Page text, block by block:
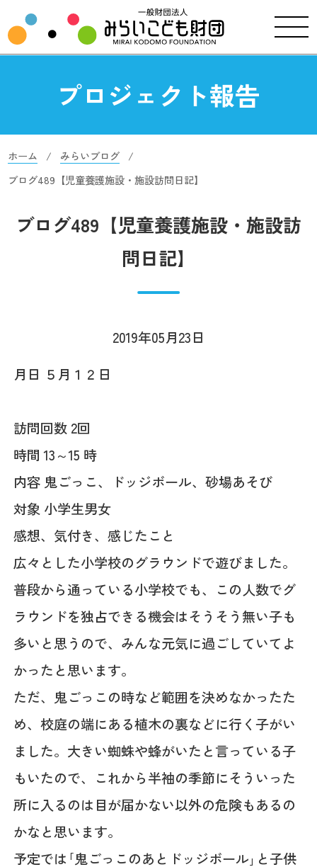
プロジェクト報告
ホーム
みらいブログ
ブログ489【児童養護施設・施設訪問日記】
ブログ489【児童養護施設・施設訪
問日記】
2019年05月23日
月日 ５月１２日
訪問回数 2回
時間 13～15 時
内容 鬼ごっこ、ドッジボール、砂場あそび
対象 小学生男女
感想、気付き、感じたこと
広々とした小学校のグラウンドで遊びました。
普段から通っている小学校でも、この人数でグ
ラウンドを独占できる機会はそうそう無い子も
多いと思うので、みんな元気に過ごしていてよ
かったと思います。
ただ、鬼ごっこの時など範囲を決めなかったた
め、校庭の端にある植木の裏などに行く子がい
ました。大きい蜘蛛や蜂がいたと言っている子
もいたので、これから半袖の季節にそういった
所に入るのは目が届かない以外の危険もあるの
かなと思います。
予定では｢鬼ごっこのあとドッジボール｣と子供